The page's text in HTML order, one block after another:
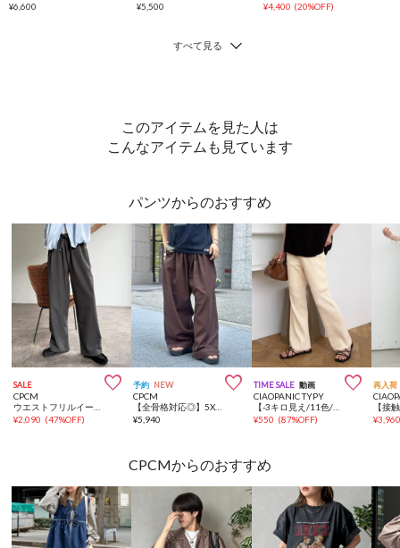
¥6,600 ¥5,500 ¥4,400 (20%OFF)
このアイテムを見た人は
こんなアイテムも見ています
パンツからのおすすめ
SALE 
CPCM
ウエストフリルイージーパンツ
¥2,090 (47%OFF)
予約 NEW 
CPCM
【全骨格対応◎】5Xイージーパンツ《ユニセックス仕様》
¥5,940
TIME SALE 動画 
CIAOPANIC TYPY
【-3キロ見え/11色/低身長・高身長対応】すっきりシルエットリブパンツ
¥550 (87%OFF)
再入荷
¥
CPCMからのおすすめ